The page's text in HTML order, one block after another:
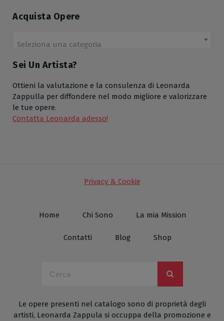
Acquista Opere
Seleziona una categoria
Sei Un Artista?
Ottieni la valutazione e la consulenza di Leonarda
Zappulla per diffondere nel modo migliore e valorizzare
le tue opere.
Contatta Leonarda adesso!
Privacy & Cookie
Home Chi Sono La mia Mission
Contatti Blog Shop
Le opere presenti nel catalogo sono di proprietà degli
artisti, Leonarda Zappula si occuppa della promozione e